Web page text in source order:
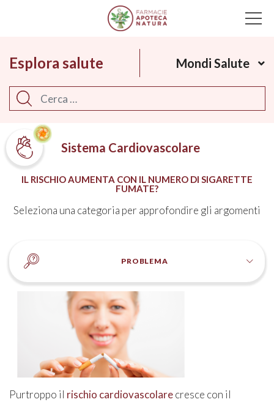
Main Navigation
Esplora salute Mondi Salute
Cerca
Sistema Cardiovascolare
IL RISCHIO AUMENTA CON IL NUMERO DI SIGARETTE
FUMATE?
Seleziona una categoria per approfondire gli argomenti
PROBLEMA
Purtroppo il rischio cardiovascolarecresce con il